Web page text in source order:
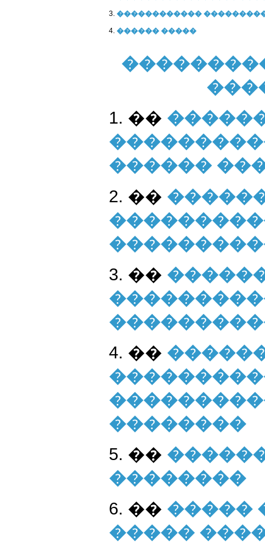
3. ������������
4. ������ �����
1. ��
������
2. ��
3. ��
4. ��
��������
5. ��
��������
6. �� �����
�����